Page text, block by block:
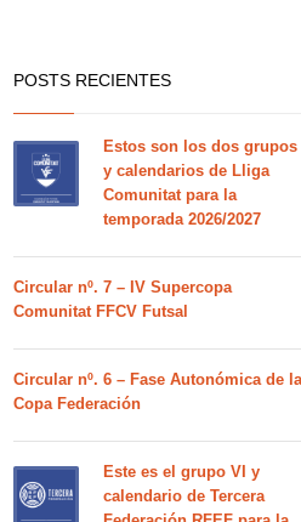
POSTS RECIENTES
Estos son los dos grupos
y calendarios de Lliga
Comunitat para la
temporada 2026/2027
Circular nº. 7 – IV Supercopa
Comunitat FFCV Futsal
Circular nº. 6 – Fase Autonómica de la
Copa Federación
Este es el grupo VI y
calendario de Tercera